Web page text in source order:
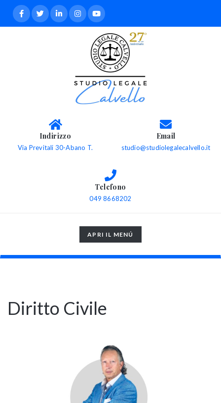
Indirizzo
Via Previtali 30-Abano T.
Email
studio@studiolegalecalvello.it
Telefono
049 8668202
TOGGLE
NAVIGATION
APRI IL MENÚ
Diritto Civile